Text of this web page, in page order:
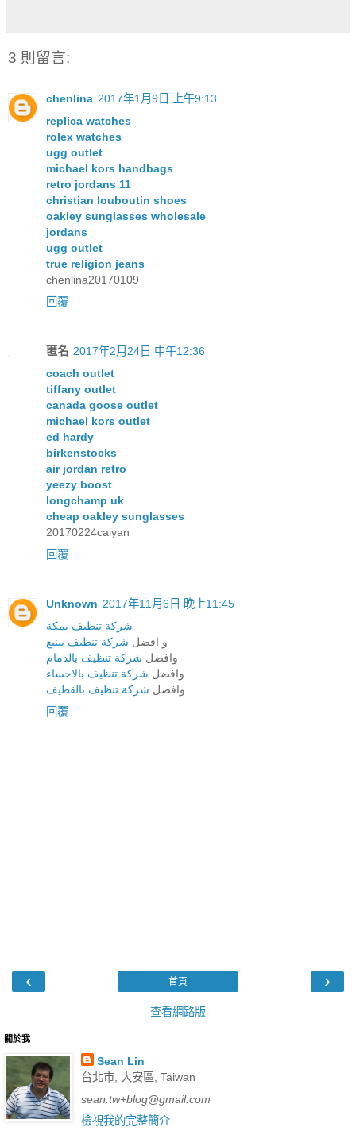
3 則留言:
chenlina 2017年1月9日 上午9:13
replica watches
rolex watches
ugg outlet
michael kors handbags
retro jordans 11
christian louboutin shoes
oakley sunglasses wholesale
jordans
ugg outlet
true religion jeans
chenlina20170109
回覆
匿名 2017年2月24日 中午12:36
coach outlet
tiffany outlet
canada goose outlet
michael kors outlet
ed hardy
birkenstocks
air jordan retro
yeezy boost
longchamp uk
cheap oakley sunglasses
20170224caiyan
回覆
Unknown 2017年11月6日 晚上11:45
شركة تنظيف بمكة
و افضل شركة تنظيف بينبع
وافضل شركة تنظيف بالدمام
وافضل شركة تنظيف بالاحساء
وافضل شركة تنظيف بالقطيف
回覆
‹ ›
首頁
查看網路版
關於我
Sean Lin
台北市, 大安區, Taiwan
sean.tw+blog@gmail.com
檢視我的完整簡介